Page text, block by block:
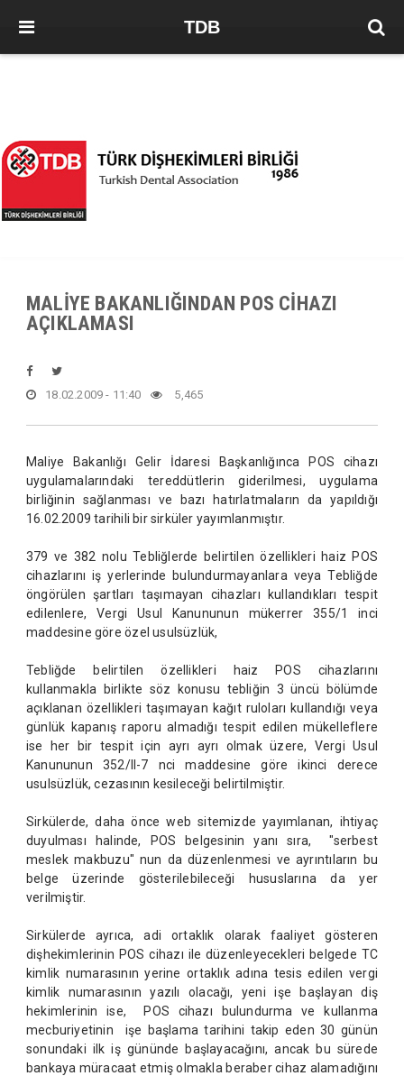
TDB
MALİYE BAKANLIĞINDAN POS CİHAZI
AÇIKLAMASI
18.02.2009 - 11:40 5,465
Maliye Bakanlığı Gelir İdaresi Başkanlığınca POS cihazı
uygulamalarındaki tereddütlerin giderilmesi, uygulama
birliğinin sağlanması ve bazı hatırlatmaların da yapıldığı
16.02.2009 tarihili bir sirküler yayımlanmıştır.
379 ve 382 nolu Tebliğlerde belirtilen özellikleri haiz POS
cihazlarını iş yerlerinde bulundurmayanlara veya Tebliğde
öngörülen şartları taşımayan cihazları kullandıkları tespit
edilenlere, Vergi Usul Kanununun mükerrer 355/1 inci
maddesine göre özel usulsüzlük,
Tebliğde belirtilen özellikleri haiz POS cihazlarını
kullanmakla birlikte söz konusu tebliğin 3 üncü bölümde
açıklanan özellikleri taşımayan kağıt ruloları kullandığı veya
günlük kapanış raporu almadığı tespit edilen mükelleflere
ise her bir tespit için ayrı ayrı olmak üzere, Vergi Usul
Kanununun 352/II-7 nci maddesine göre ikinci derece
usulsüzlük, cezasının kesileceği belirtilmiştir.
Sirkülerde, daha önce web sitemizde yayımlanan, ihtiyaç
duyulması halinde, POS belgesinin yanı sıra, "serbest
meslek makbuzu" nun da düzenlenmesi ve ayrıntıların bu
belge üzerinde gösterilebileceği hususlarına da yer
verilmiştir.
Sirkülerde ayrıca, adi ortaklık olarak faaliyet gösteren
dişhekimlerinin POS cihazı ile düzenleyecekleri belgede TC
kimlik numarasının yerine ortaklık adına tesis edilen vergi
kimlik numarasının yazılı olacağı, yeni işe başlayan diş
hekimlerinin ise, POS cihazı bulundurma ve kullanma
mecburiyetinin işe başlama tarihini takip eden 30 günün
sonundaki ilk iş gününde başlayacağını, ancak bu sürede
bankaya müracaat etmiş olmakla beraber cihaz alamadığını